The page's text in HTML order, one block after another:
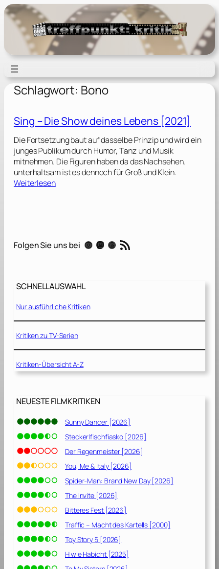
Zum
Inhalt
springen
Schlagwort: Bono
Sing – Die Show deines Lebens [2021]
Die Fortsetzung baut auf dasselbe Prinzip und wird ein
junges Publikum durch Humor, Tanz und Musik
mitnehmen. Die Figuren haben da das Nachsehen,
unterhaltsam ist es dennoch für Groß und Klein.
Weiterlesen:
–
S
o
w
d
n
e
L
b
n
s
[
0
2
1
]
Folgen Sie uns bei Instagram Mastodon Threads RSS-Feed
SCHNELLAUSWAHL
Nur ausführliche Kritiken
Kritiken zu TV-Serien
Kritiken-Übersicht A-Z
NEUESTE FILMKRITIKEN
Sunny Dancer [2026]
Steckerlfischfiasko [2026]
Der Regenmeister [2026]
You, Me & Italy [2026]
Spider-Man: Brand New Day [2026]
The Invite [2026]
Bitteres Fest [2026]
Traffic – Macht des Kartells [2000]
Toy Story 5 [2026]
H wie Habicht [2025]